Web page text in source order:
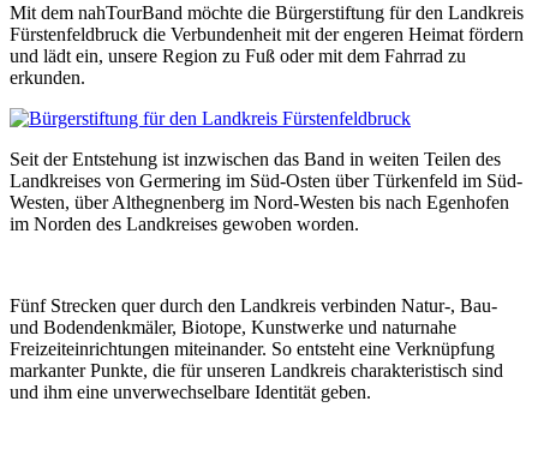
Mit dem nahTourBand möchte die Bürgerstiftung für den Landkreis
Fürstenfeldbruck die Verbundenheit mit der engeren Heimat fördern
und lädt ein, unsere Region zu Fuß oder mit dem Fahrrad zu
erkunden.
Seit der Entstehung ist inzwischen das Band in weiten Teilen des
Landkreises von Germering im Süd-Osten über Türkenfeld im Süd-
Westen, über Althegnenberg im Nord-Westen bis nach Egenhofen
im Norden des Landkreises gewoben worden.
Fünf Strecken quer durch den Landkreis verbinden Natur-, Bau-
und Bodendenkmäler, Biotope, Kunstwerke und naturnahe
Freizeiteinrichtungen miteinander. So entsteht eine Verknüpfung
markanter Punkte, die für unseren Landkreis charakteristisch sind
und ihm eine unverwechselbare Identität geben.